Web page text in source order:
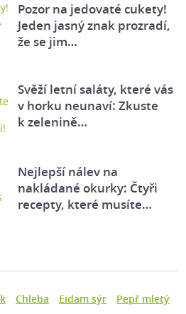
Pozor na jedovaté cukety!
Jeden jasný znak prozradí,
že se jim…
Svěží letní saláty, které vás
v horku neunaví: Zkuste
k zelenině…
Nejlepší nálev na
nakládané okurky: Čtyři
recepty, které musíte…
Chleba Eidam sýr
Pepř mletý